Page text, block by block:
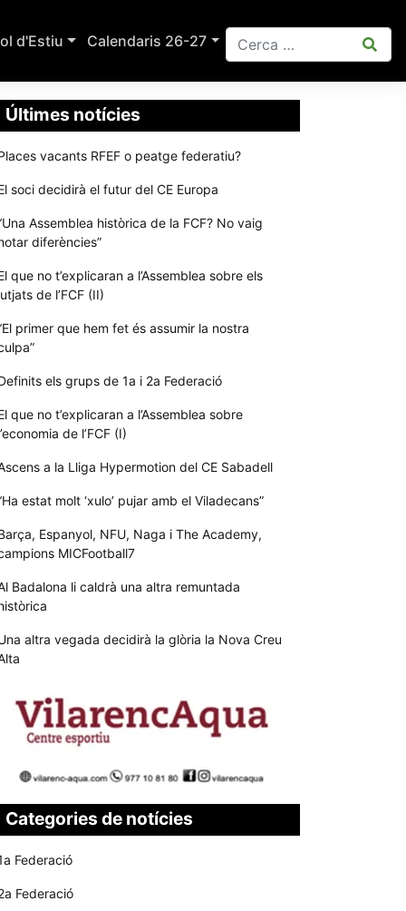
d'Estiu Calendaris 26-27
Últimes notícies
vacants RFEF o peatge federatiu?
soci decidirà el futur del CE Europa
Assemblea històrica de la FCF? No vaig
diferències”
que no t’explicaran a l’Assemblea sobre els
de l’FCF (II)
primer que hem fet és assumir la nostra
els grups de 1a i 2a Federació
que no t’explicaran a l’Assemblea sobre
de l’FCF (I)
a la Lliga Hypermotion del CE Sabadell
estat molt ‘xulo’ pujar amb el Viladecans”
Espanyol, NFU, Naga i The Academy,
MICFootball7
Badalona li caldrà una altra remuntada
altra vegada decidirà la glòria la Nova Creu
Categories de notícies
Federació
Federació